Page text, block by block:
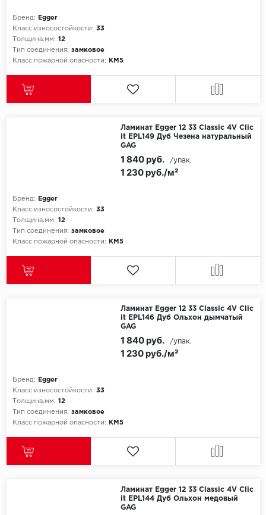
SPC DEW
SPC Flooring
SPC Stronghold
Tarkett
Wonderful Vinyl
Бренд:
Egger
Класс износостойкости: 33
Толщина,мм: 12
Тип соединения: замковое
Класс пожарной опасности:
КМ5
Ламинат Egger 12 33 Classic 4V Clic
it EPL149 Дуб Чезена натуральный
GAG
Бренд:
Egger
Класс износостойкости: 33
Толщина,мм: 12
Тип соединения: замковое
Класс пожарной опасности:
КМ5
1 230 руб./м²
1 840 руб. /упак.
Ламинат Egger 12 33 Classic 4V Clic
it EPL146 Дуб Ольхон дымчатый
GAG
Бренд:
Egger
Класс износостойкости: 33
Толщина,мм: 12
Тип соединения: замковое
Класс пожарной опасности:
КМ5
1 230 руб./м²
1 840 руб. /упак.
Ламинат Egger 12 33 Classic 4V Clic
it EPL144 Дуб Ольхон медовый
GAG